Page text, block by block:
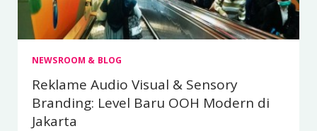
NEWSROOM & BLOG
Reklame Audio Visual & Sensory
Branding: Level Baru OOH Modern di
Jakarta